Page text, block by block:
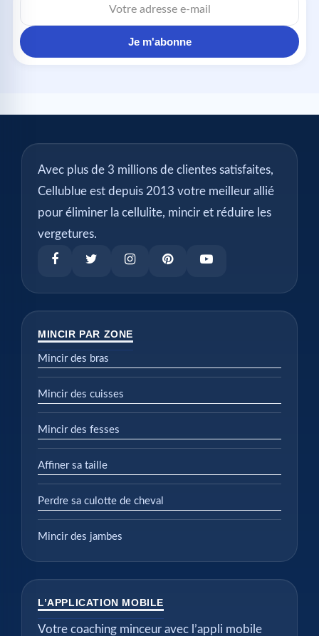
e-
Je m'abonne
Avec plus de 3 millions de clientes satisfaites,
Cellublue est depuis 2013 votre meilleur allié
pour éliminer la cellulite, mincir et réduire les
vergetures.
MINCIR PAR ZONE
Mincir des bras
Mincir des cuisses
Mincir des fesses
Affiner sa taille
Perdre sa culotte de cheval
Mincir des jambes
L’APPLICATION MOBILE
Votre coaching minceur avec l’appli mobile